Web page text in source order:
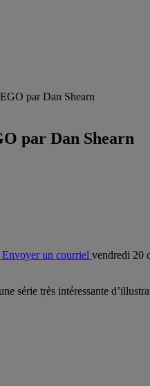
par Dan Shearn
par Dan Shearn
Envoyer un courriel vendredi 20
série très intéressante